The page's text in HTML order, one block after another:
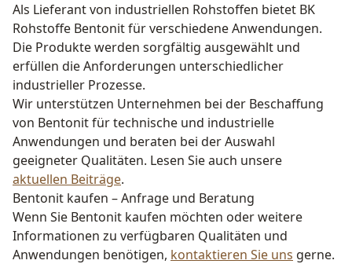
Als Lieferant von industriellen Rohstoffen bietet BK
Rohstoffe Bentonit für verschiedene Anwendungen.
Die Produkte werden sorgfältig ausgewählt und
erfüllen die Anforderungen unterschiedlicher
industrieller Prozesse.
Wir unterstützen Unternehmen bei der Beschaffung
von Bentonit für technische und industrielle
Anwendungen und beraten bei der Auswahl
geeigneter Qualitäten. Lesen Sie auch unsere
aktuellen Beiträge.
Bentonit kaufen – Anfrage und Beratung
Wenn Sie Bentonit kaufen möchten oder weitere
Informationen zu verfügbaren Qualitäten und
Anwendungen benötigen, kontaktieren Sie uns gerne.